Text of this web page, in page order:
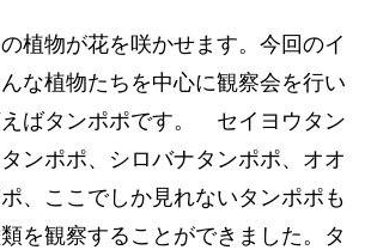
植物が花を咲かせます。今回のイ
な植物たちを中心に観察会を行い
えばタンポポです。 セイヨウタン
ンポポ、シロバナタンポポ、オオ
、ここでしか見れないタンポポも
を観察することができました。タ